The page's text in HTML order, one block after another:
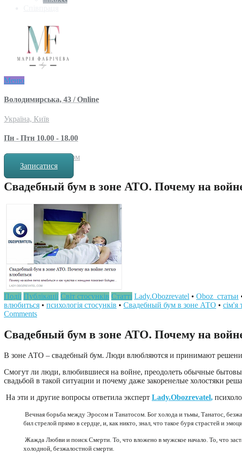
Меню
Володимирська, 43 / Online
Україна, Київ
Пн - Птн 10.00 - 18.00
за попереднім записом
Записатися
Свадебный бум в зоне АТО. Почему на
Події Публікації Світ стосунків Статті Lady.Obozrevatel • Oboz_статьи
влюбиться • психологія стосунків • Свадебный бум в зоне АТО • сім'я
Comments
Свадебный бум в зоне АТО. Почему на
В зоне АТО – свадебный бум. Люди влюбляются и принимают
Смогут ли люди, влюбившиеся на войне, преодолеть обычные
свадьбой в такой ситуации и почему даже закоренелые холостяки
На эти и другие вопросы ответила эксперт Lady.Obozrevatel,
Вечная борьба между Эросом и Танатосом. Бог холода и тьмы, Танатос,
бил стрелой прямо в сердце, и, как никто, знал, что такое буря страстей и
Жажда Любви и поиск Смерти. То, что вложено в мужское начало. То, что
холодной, безжалостной смерти.